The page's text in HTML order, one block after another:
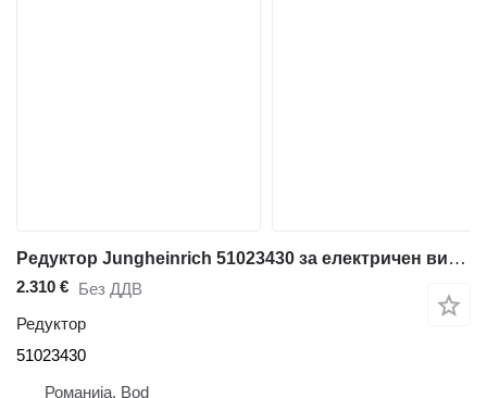
Редуктор Jungheinrich 51023430 за електричен вилушкар
2.310 € Без ДДВ
Редуктор
51023430
Романија, Bod